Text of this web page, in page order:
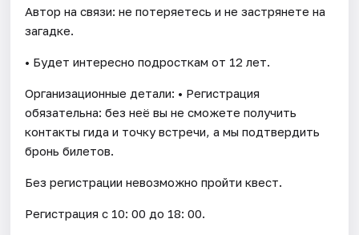
Автор на связи: не потеряетесь и не застрянете на
загадке.
• Будет интересно подросткам от 12 лет.
Организационные детали: • Регистрация
обязательна: без неё вы не сможете получить
контакты гида и точку встречи, а мы подтвердить
бронь билетов.
Без регистрации невозможно пройти квест.
Регистрация с 10: 00 до 18: 00.